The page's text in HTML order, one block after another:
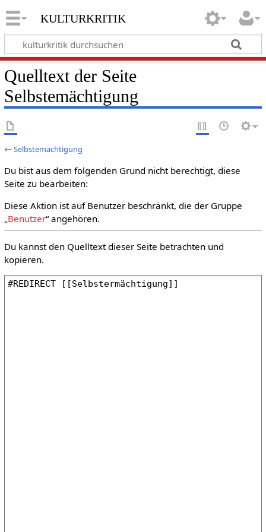
kulturkritik
Quelltext der Seite
Selbstemächtigung
←Selbstemächtigung
Du bist aus dem folgenden Grund nicht berechtigt, diese
Seite zu bearbeiten:
Diese Aktion ist auf Benutzer beschränkt, die der Gruppe
„Benutzer“ angehören.
Du kannst den Quelltext dieser Seite betrachten und
kopieren.